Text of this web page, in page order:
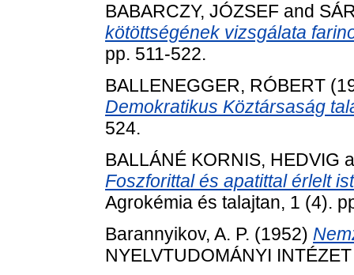
BABARCZY, JÓZSEF and
kötöttségének vizsgálata
pp. 511-522.
BALLENEGGER, RÓBERT
Demokratikus Köztársaság
524.
BALLÁNÉ KORNIS, HEDVIG
Foszforittal és apatittal érlelt
Agrokémia és talajtan, 1 (4).
Barannyikov, A. P. (1952)
NYELVTUDOMÁNYI